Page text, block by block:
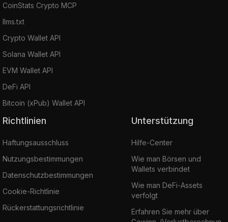
CoinStats Crypto MCP
llms.txt
Crypto Wallet API
Solana Wallet API
EVM Wallet API
DeFi API
Bitcoin (xPub) Wallet API
Richtlinien
Haftungsausschluss
Nutzungsbestimmungen
Datenschutzbestimmungen
Cookie-Richtlinie
Rückerstattungsrichtlinie
Unterstützung
Hilfe-Center
Wie man Börsen und
Wallets verbindet
Wie man DeFi-Assets
verfolgt
Erfahren Sie mehr über